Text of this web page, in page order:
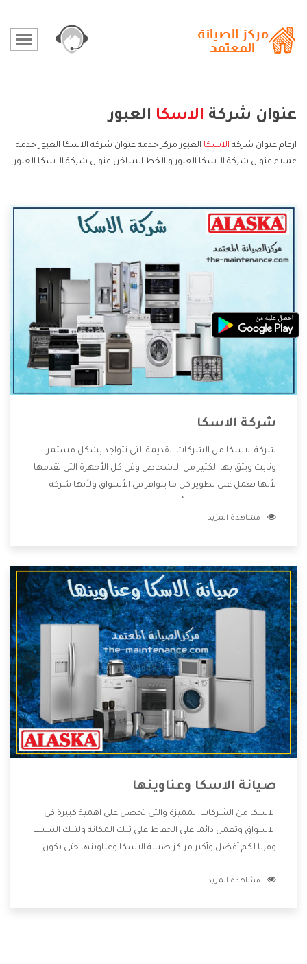
عنوان شركة الاسكا العبور
ارقام عنوان شركة الاسكا العبور مركز خدمة عنوان شركة الاسكا العبور خدمة
عملاء عنوان شركة الاسكا العبور و الخط الساخن عنوان شركة الاسكا العبور.
شركة الاسكا
شركة الاسكا من الشركات القديمة التى تتواجد بشكل مستمر
وثابت ويثق بها الكثير من الاشخاص وفى كل الأجهزة التى تقدمها
لأنها تعمل على تطوير كل ما يتوافر فى الأسواق ولأنها شركة
وتقدم للعملاء أقوى العروض والخصومات التى تسهل على
مشاهدة المزيد
صيانة الاسكا وعناوينها
الاسكا من الشركات المميزة والتى تحصل على اهمية كبيرة فى
الاسواق وتعمل دائما على الحفاظ على تلك المكانه ولتلك السبب
وفرنا لكم أفضل وأكبر مراكز صيانة الاسكا وعناوينها حتى يكون
دون اى ازعاج كما أننا نهتم بكل ما يحتاجه المستهلك لكى نحافظ
مشاهدة المزيد